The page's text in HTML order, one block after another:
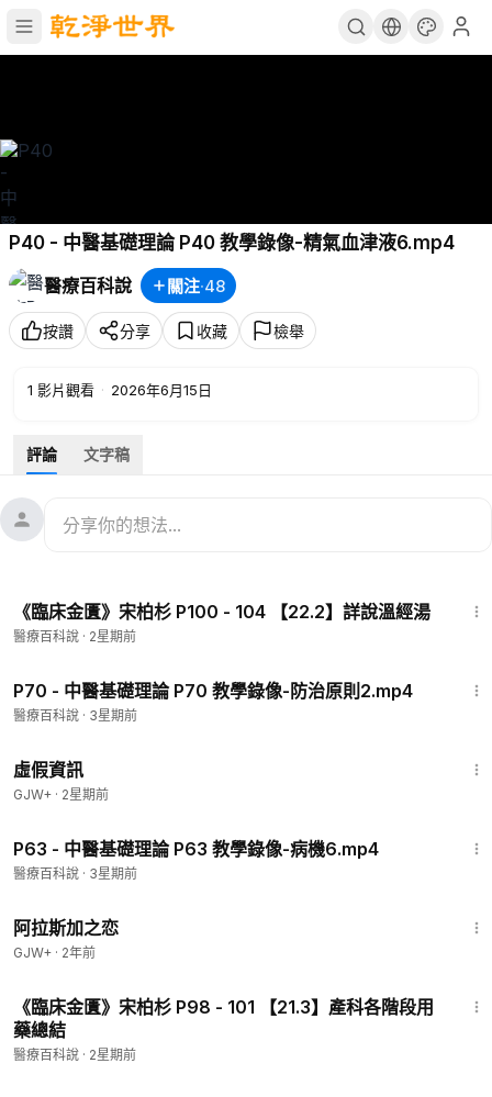
P40 - 中醫基礎理論 P40 教學錄像-精氣血津液6.mp4
醫療百科說
關注·48
按讚 分享 收藏 檢舉
1 影片觀看 · 2026年6月15日
評論 文字稿
《臨床金匱》宋柏杉 P100 - 104 【22.2】詳說溫經湯
醫療百科說 · 2星期前
P70 - 中醫基礎理論 P70 教學錄像-防治原則2.mp4
醫療百科說 · 3星期前
虛假資訊
GJW+ · 2星期前
P63 - 中醫基礎理論 P63 教學錄像-病機6.mp4
醫療百科說 · 3星期前
阿拉斯加之恋
GJW+ · 2年前
《臨床金匱》宋柏杉 P98 - 101 【21.3】產科各階段用
藥總結
醫療百科說 · 2星期前